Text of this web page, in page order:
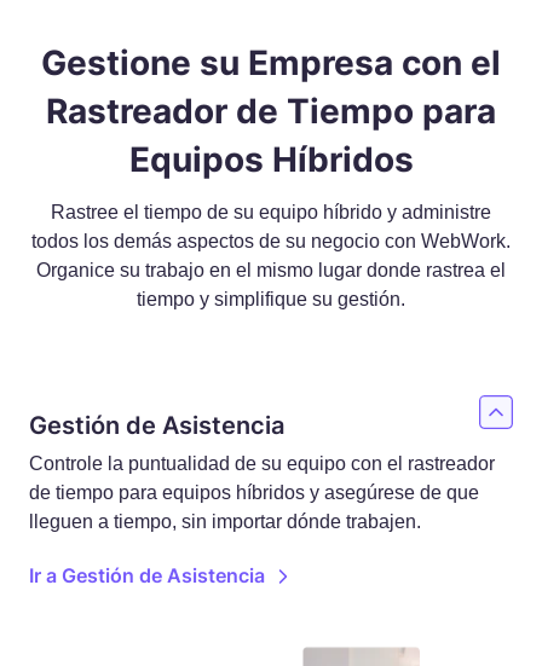
Gestione su Empresa con el
Rastreador de Tiempo para
Equipos Híbridos
Rastree el tiempo de su equipo híbrido y administre
todos los demás aspectos de su negocio con WebWork.
Organice su trabajo en el mismo lugar donde rastrea el
tiempo y simplifique su gestión.
Gestión de Asistencia
Controle la puntualidad de su equipo con el rastreador
de tiempo para equipos híbridos y asegúrese de que
lleguen a tiempo, sin importar dónde trabajen.
Ir a Gestión de Asistencia